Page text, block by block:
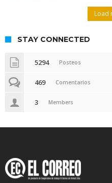
Load
STAY CONNECTED
5294 Posteos
469 Comentarios
3 Members